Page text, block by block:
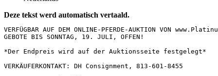
Deze tekst werd automatisch vertaald.
VERFÜGBAR AUF DEM ONLINE-PFERDE-AUKTION VON
GEBOTE BIS SONNTAG, 19. JULI, OFFEN!
*Der Endpreis wird auf der Auktionsseite festgelegt*
VERKÄUFERKONTAKT: DH Consignment, 813-601-8455